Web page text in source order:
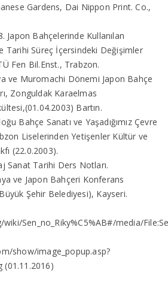
Gardens, Dai Nippon Print. Co.,
Japon Bahçelerinde Kullanılan
Tarihi Süreç İçersindeki Değişimler
Fen Bil.Enst., Trabzon.
ve Muromachi Dönemi Japon Bahçe
Zonguldak Karaelmas
Bartın.
Bahçe Sanatı ve Yaşadığımız Çevre
Liselerinden Yetişenler Kültür ve
(22.0.2003).
Sanat Tarihi Ders Notları.
ve Japon Bahçeri Konferans
Şehir Belediyesi), Kayseri.
Sen_no_Riky%C5%AB#/media/
show/image_popup.asp?
(01.11.2016)